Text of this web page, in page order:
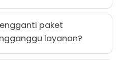
paket
layanan?